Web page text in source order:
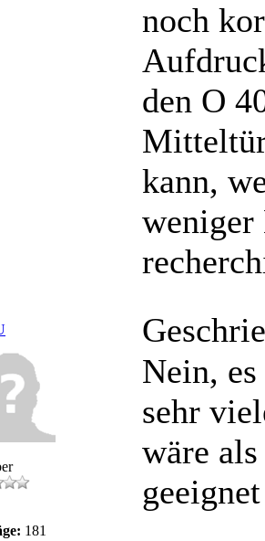
noch
den O
kann,
weniger
181
Nein,
sehr
wäre